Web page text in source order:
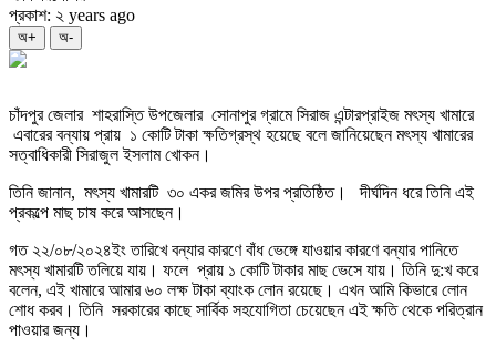
প্রকাশ: ২ years ago
অ+ অ-
চাঁদপুর জেলার শাহরাস্তি উপজেলার সোনাপুর গ্রামে সিরাজ এন্টারপ্রাইজ মৎস্য খামারে
এবারের বন্যায় প্রায় ১ কোটি টাকা ক্ষতিগ্রস্থ হয়েছে বলে জানিয়েছেন মৎস্য খামারের
সত্বাধিকারী সিরাজুল ইসলাম খোকন।
তিনি জানান, মৎস্য খামারটি ৩০ একর জমির উপর প্রতিষ্ঠিত। দীর্ঘদিন ধরে তিনি এই
প্রকল্পে মাছ চাষ করে আসছেন।
গত ২২/০৮/২০২৪ইং তারিখে বন্যার কারণে বাঁধ ভেঙ্গে যাওয়ার কারণে বন্যার পানিতে
মৎস্য খামারটি তলিয়ে যায়। ফলে প্রায় ১ কোটি টাকার মাছ ভেসে যায়। তিনি দু:খ করে
বলেন, এই খামারে আমার ৬০ লক্ষ টাকা ব্যাংক লোন রয়েছে। এখন আমি কিভারে লোন
শোধ করব। তিনি সরকারের কাছে সার্বিক সহযোগিতা চেয়েছেন এই ক্ষতি থেকে পরিত্রান
পাওয়ার জন্য।